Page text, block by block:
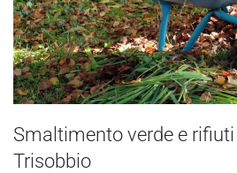
Smaltimento verde e
Trisobbio